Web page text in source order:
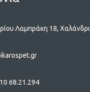
Λαμπράκη 18, Χαλάνδρι
68.21.294